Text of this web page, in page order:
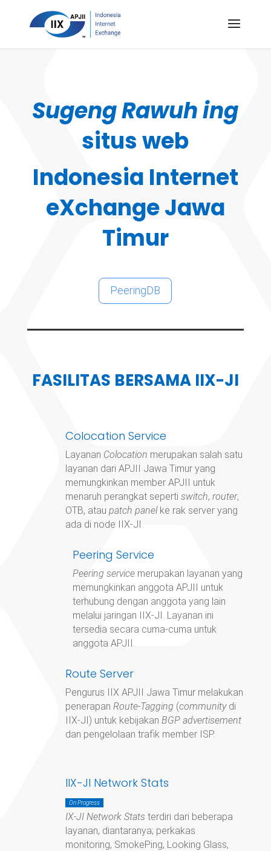
Sugeng Rawuh ing
situs web
Indonesia Internet
eXchange Jawa
Timur
PeeringDB
FASILITAS BERSAMA IIX-JI
Colocation Service
Layanan Colocation merupakan salah satu
layanan dari APJII Jawa Timur yang
memungkinkan member APJII untuk
menaruh perangkat seperti switch, router,
OTB, atau patch panelke rak server yang
ada di node IIX-JI.
Peering Service
Peering servicemerupakan layanan yang
memungkinkan anggota APJII untuk
terhubung dengan anggota yang lain
melalui jaringan IIX-JI. Layanan ini
tersedia secara cuma-cuma untuk
anggota APJII.
Route Server
Pengurus IIX APJII Jawa Timur melakukan
penerapan Route-Tagging (communitydi
IIX-JI) untuk kebijakan BGP advertisement
dan pengelolaan trafik member ISP.
IIX-JI Network Stats
On Progress
IX-JI Network Stats terdiri dari beberapa
layanan, diantaranya; perkakas
monitoring, SmokePing, Looking Glass,